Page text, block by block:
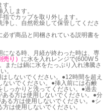
。
します。
でカップを取り外します。
し、自然乾燥して保管してくださ
ず商品と同梱されている説明書を
になる時、月経が終わった時は、専
り） に水を入れレンジで(600W 5
または鍋に水をたっぷり入れ沸騰さ
。
しないでください。●12時間を超え
ないでください。●挿入前には石鹸
しっかりと洗ってください。●過去
ある方は使用しないでください。●分
る方は使用しないでください。●シ
は使用しないでください。